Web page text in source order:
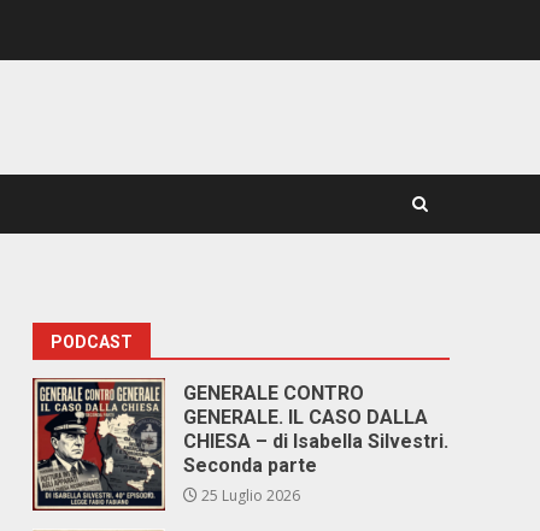
PODCAST
GENERALE CONTRO
GENERALE. IL CASO DALLA
CHIESA – di Isabella Silvestri.
Seconda parte
25 Luglio 2026